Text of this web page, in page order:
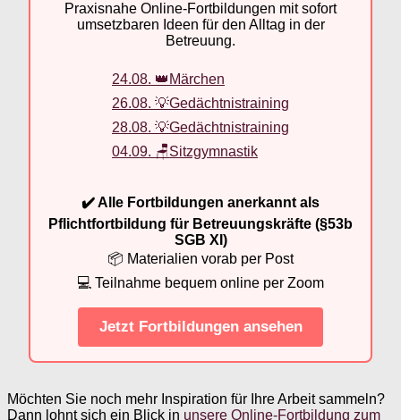
Praxisnahe Online-Fortbildungen mit sofort
umsetzbaren Ideen für den Alltag in der
Betreuung.
24.08. 👑Märchen
26.08. 💡Gedächtnistraining
28.08. 💡Gedächtnistraining
04.09. 🪑Sitzgymnastik
✔️ Alle Fortbildungen anerkannt als
Pflichtfortbildung für Betreuungskräfte (§53b
SGB XI)
📦 Materialien vorab per Post
💻 Teilnahme bequem online per Zoom
Jetzt Fortbildungen ansehen
Möchten Sie noch mehr Inspiration für Ihre Arbeit sammeln?
Dann lohnt sich ein Blick in unsere Online-Fortbildung zum